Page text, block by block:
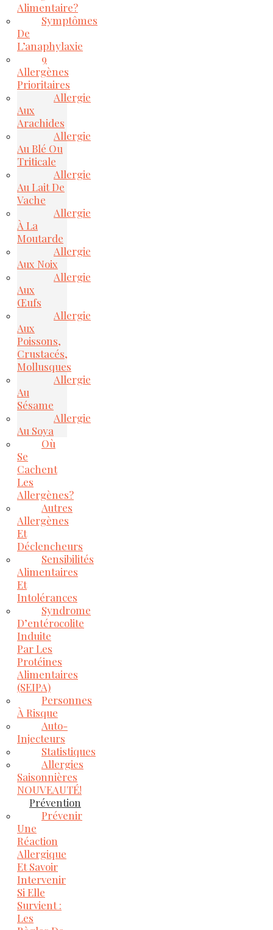
Alimentaire?
Symptômes
De
L’anaphylaxie
9
Allergènes
Prioritaires
Allergie
Aux
Arachides
Allergie
Au Blé Ou
Triticale
Allergie
Au Lait De
Vache
Allergie
À La
Moutarde
Allergie
Aux Noix
Allergie
Aux
Œufs
Allergie
Aux
Poissons,
Crustacés,
Mollusques
Allergie
Au
Sésame
Allergie
Au Soya
Où
Se
Cachent
Les
Allergènes?
Autres
Allergènes
Et
Déclencheurs
Sensibilités
Alimentaires
Et
Intolérances
Syndrome
D’entérocolite
Induite
Par Les
Protéines
Alimentaires
(SEIPA)
Personnes
À Risque
Auto-
Injecteurs
Statistiques
Allergies
Saisonnières
NOUVEAUTÉ!
Prévention
Prévenir
Une
Réaction
Allergique
Et Savoir
Intervenir
Si Elle
Survient :
Les